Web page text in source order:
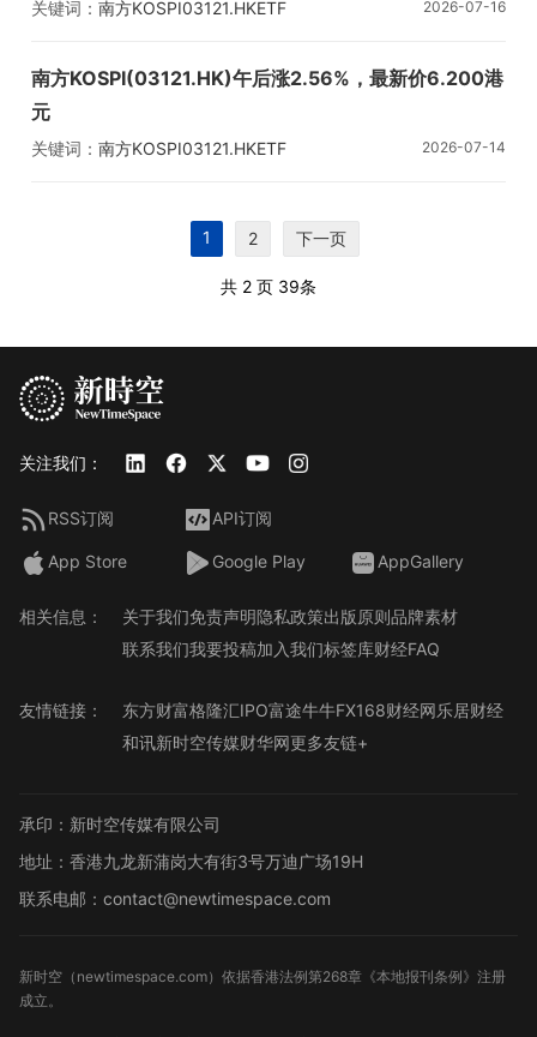
关键词： 南方KOSPI03121.HKETF 2026-07-16
南方KOSPI(03121.HK)午后涨2.56%，最新价6.200港
元
关键词： 南方KOSPI03121.HKETF 2026-07-14
1 2 下一页
共 2 页 39条
关注我们：
RSS订阅 API订阅
App Store Google Play AppGallery
相关信息： 关于我们免责声明隐私政策出版原则品牌素材
联系我们我要投稿加入我们标签库财经FAQ
友情链接： 东方财富格隆汇IPO富途牛牛FX168财经网乐居财经
和讯新时空传媒财华网更多友链+
承印：新时空传媒有限公司
地址：香港九龙新蒲岗大有街3号万迪广场19H
联系电邮：contact@newtimespace.com
新时空（ newtimespace.com）依据香港法例第268章《本地报刊条例》注册
成立。